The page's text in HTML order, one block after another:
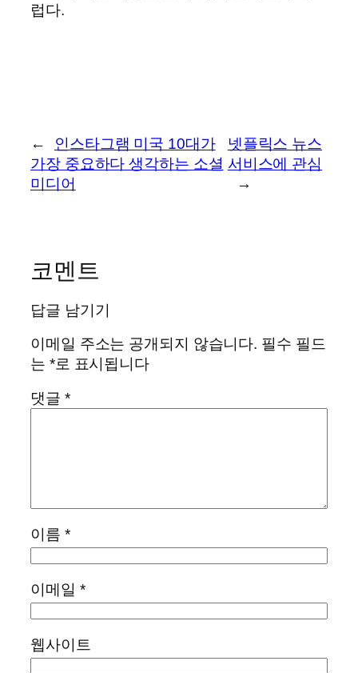
럽다.
←
인스타그램 미국 10대가
가장 중요하다 생각하는 소셜
미디어
넷플릭스 뉴스
서비스에 관심
→
코멘트
답글 남기기
이메일 주소는 공개되지 않습니다. 필수 필드
는 *로 표시됩니다
댓글 *
이름 *
이메일 *
웹사이트